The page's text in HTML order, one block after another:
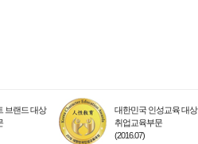
브랜드 대상
대한민국 인성교육 대상
취업교육부문
(2016.07)